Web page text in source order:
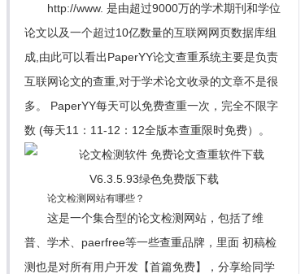
http://www. 是由超过9000万的学术期刊和学位
论文以及一个超过10亿数量的互联网网页数据库组
成,由此可以看出PaperYY论文查重系统主要是负责
互联网论文的查重,对于学术论文收录的文章不是很
多。 PaperYY每天可以免费查重一次，完全不限字
数 (每天11：11-12：12全版本查重限时免费）。
论文检测网站有哪些？
这是一个集合型的论文检测网站，包括了维
普、学术、paerfree等一些查重品牌，里面 初稿检
测也是对所有用户开发【首篇免费】，分享给同学